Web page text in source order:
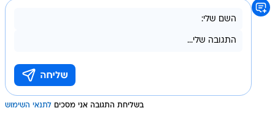
בשליחת התגובה אני מסכים לתנאי השימוש